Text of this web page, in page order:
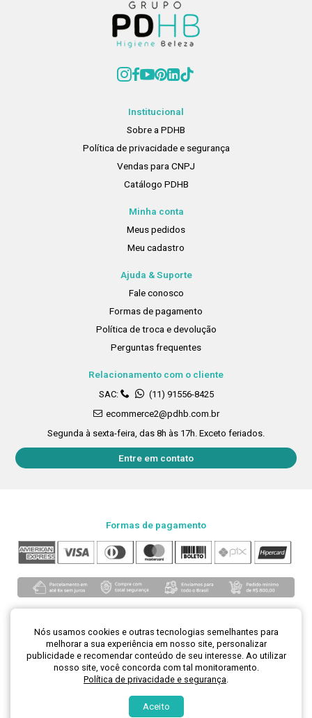
Institucional
Sobre a PDHB
Política de privacidade e segurança
Vendas para CNPJ
Catálogo PDHB
Minha conta
Meus pedidos
Meu cadastro
Ajuda & Suporte
Fale conosco
Formas de pagamento
Política de troca e devolução
Perguntas frequentes
Relacionamento com o cliente
SAC:
(11) 91556-8425
ecommerce2@pdhb.com.br
Segunda à sexta-feira, das 8h às 17h. Exceto feriados.
Entre em contato
Formas de pagamento
Loja segura
Desenvolvimento de lojas virtuais -
Nós usamos cookies e outras tecnologias semelhantes para
melhorar a sua experiência em nosso site, personalizar
publicidade e recomendar conteúdo de seu interesse. Ao utilizar
nosso site, você concorda com tal monitoramento.
Política de privacidade e segurança.
Aceito